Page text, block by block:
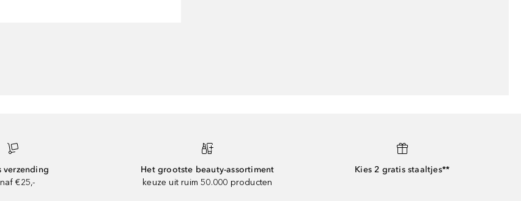
verzending
€25,-
Het grootste beauty-assortiment
keuze uit ruim 50.000 producten
Kies 2 gratis staaltjes**